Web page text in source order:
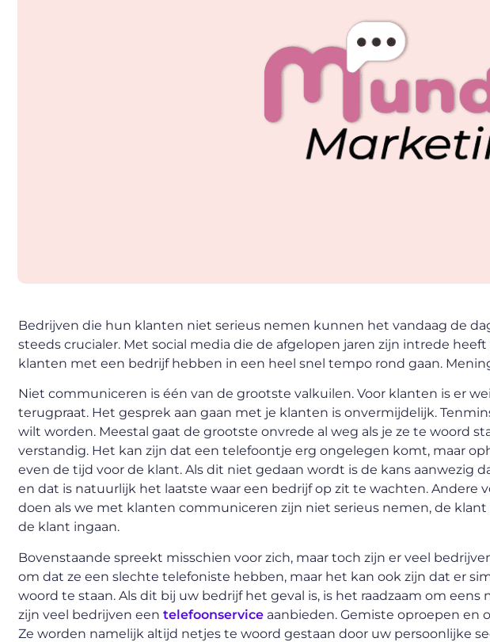
Bedrijven die hun klanten niet serieus nemen kunnen het vandaag de
steeds crucialer. Met social media die de afgelopen jaren zijn intrede
klanten met een bedrijf hebben in een heel snel tempo rond gaan.
Niet communiceren is één van de grootste valkuilen. Voor klanten is er
terugpraat. Het gesprek aan gaan met je klanten is onvermijdelijk.
wilt worden. Meestal gaat de grootste onvrede al weg als je ze te woord
verstandig. Het kan zijn dat een telefoontje erg ongelegen komt, maar
even de tijd voor de klant. Als dit niet gedaan wordt is de kans aanwezig
en dat is natuurlijk het laatste waar een bedrijf op zit te wachten.
doen als we met klanten communiceren zijn niet serieus nemen, de
de klant ingaan.
Bovenstaande spreekt misschien voor zich, maar toch zijn er veel
om dat ze een slechte telefoniste hebben, maar het kan ook zijn dat er
woord te staan. Als dit bij uw bedrijf het geval is, is het raadzaam om
zijn veel bedrijven een telefoonservice aanbieden. Gemiste oproepen en
Ze worden namelijk altijd netjes te woord gestaan door uw persoonlijke